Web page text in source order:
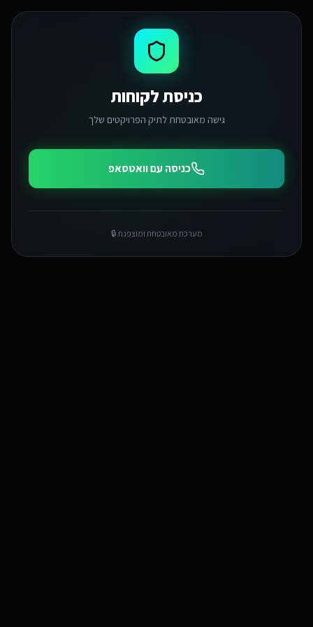
כניסת לקוחות
גישה מאובטחת לתיק הפרויקטים שלך
כניסה עם וואטסאפ
מערכת מאובטחת ומוצפנת 🔒